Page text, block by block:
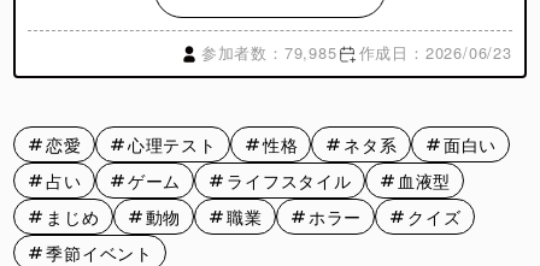
本音と建前とは、自分の心の中にある率直な気持ちと、人間
関係やその場の雰囲気を考えて表現する言葉や態度のことで
す。本音は「本当に思っていること」、建前は「相手への配
使われる考え方として知られています。
本音ばかりを優先すると相手を傷つけてしまうことがあり、
反対に建前ばかりでは自分の気持ちを抑え込みすぎてしまう
こともあります。そのため、多くの人は状況に応じて本音と
建前のバランスを取りながら人付き合いをしています。
参加者数：79,985 作成日：2026/06/23
恋愛 心理テスト 性格 ネタ系
面白い
占い
ゲーム ライフスタイル
血液型
まじめ
動物 職業 ホラー
クイズ
季節イベント